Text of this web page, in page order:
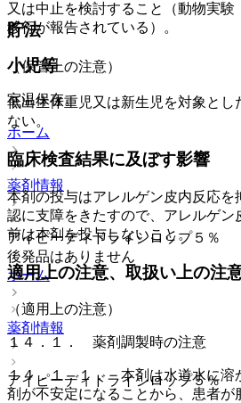
貯法
（保管上の注意）
室温保存。
ホーム
薬剤情報
アイピーディドライシロップ５％
後発品はありません
ホーム
薬剤情報
アイピーディドライシロップ５％
又は中止を検討すること（動物実
移行が報告されている）。
小児等
低出生体重児又は新生児を対象とし
ない。
臨床検査結果に及ぼす影響
本剤の投与はアレルゲン皮内反応を
認に支障をきたすので、アレルゲン
前は本剤を投与しないこと。
適用上の注意、取扱い上の注
（適用上の注意）
１４．１． 薬剤調製時の注意
１４．１．１． 本剤は水道水に溶
剤が不安定になることから、患者が